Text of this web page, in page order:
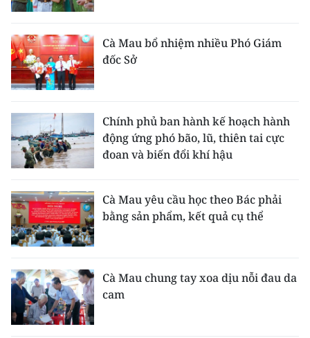
Cà Mau bổ nhiệm nhiều Phó Giám
đốc Sở
Chính phủ ban hành kế hoạch hành
động ứng phó bão, lũ, thiên tai cực
đoan và biến đổi khí hậu
Cà Mau yêu cầu học theo Bác phải
bằng sản phẩm, kết quả cụ thể
Cà Mau chung tay xoa dịu nỗi đau da
cam